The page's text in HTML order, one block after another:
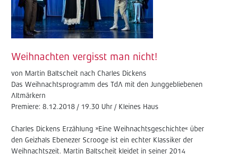
Weihnachten vergisst man nicht!
von Martin Baltscheit nach Charles Dickens
Das Weihnachtsprogramm des TdA mit den Junggebliebenen
Altmärkern
Premiere: 8.12.2018 / 19.30 Uhr / Kleines Haus
Charles Dickens Erzählung »Eine Weihnachtsgeschichte« über
den Geizhals Ebenezer Scrooge ist ein echter Klassiker der
Weihnachtszeit. Martin Baltscheit kleidet in seiner 2014